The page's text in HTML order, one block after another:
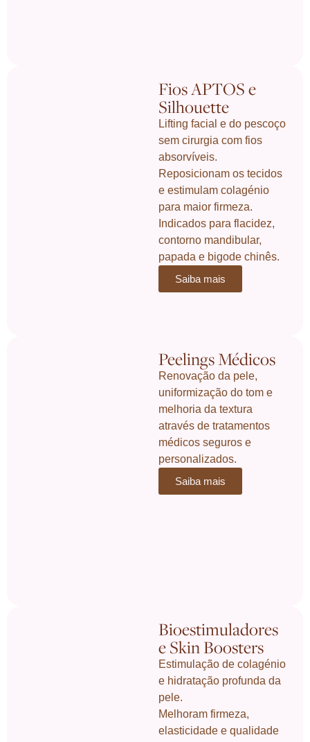
Fios APTOS e
Silhouette
Lifting facial e do pescoço
sem cirurgia com fios
absorvíveis.
Reposicionam os tecidos
e estimulam colagénio
para maior firmeza.
Indicados para flacidez,
contorno mandibular,
papada e bigode chinês.
Saiba mais
Peelings Médicos
Renovação da pele,
uniformização do tom e
melhoria da textura
através de tratamentos
médicos seguros e
personalizados.
Saiba mais
Bioestimuladores
e Skin Boosters
Estimulação de colagénio
e hidratação profunda da
pele.
Melhoram firmeza,
elasticidade e qualidade